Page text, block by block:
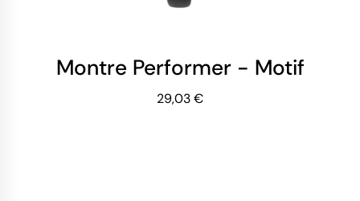
Montre Performer - Motif
29,03 €